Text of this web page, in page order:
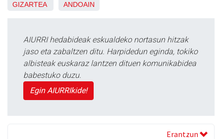
GIZARTEA ANDOAIN
AIURRI hedabideak eskualdeko nortasun hitzak
jaso eta zabaltzen ditu. Harpidedun eginda, tokiko
albisteak euskaraz lantzen dituen komunikabidea
babestuko duzu.
Egin AIURRIkide!
Erantzun